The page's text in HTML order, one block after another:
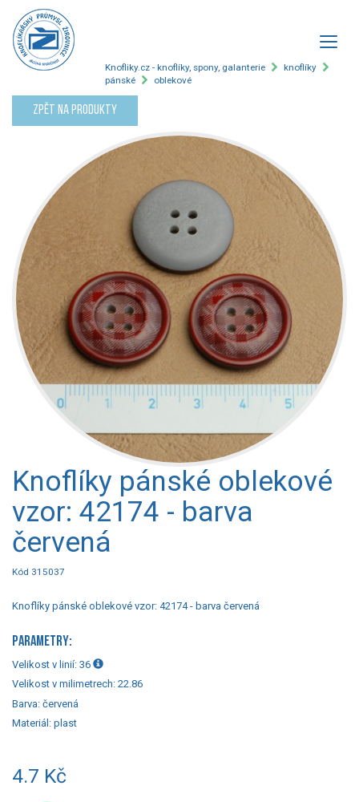
Knofliky.cz - knoflíky, spony, galanterie
knoflíky
pánské
oblekové
Zpět na produkty
Knoflíky pánské oblekové
vzor: 42174 - barva
červená
Kód 315037
Knoflíky pánské oblekové vzor: 42174 - barva červená
PARAMETRY:
Velikost v linií: 36
Velikost v milimetrech: 22.86
Barva: červená
Materiál: plast
4.7 Kč